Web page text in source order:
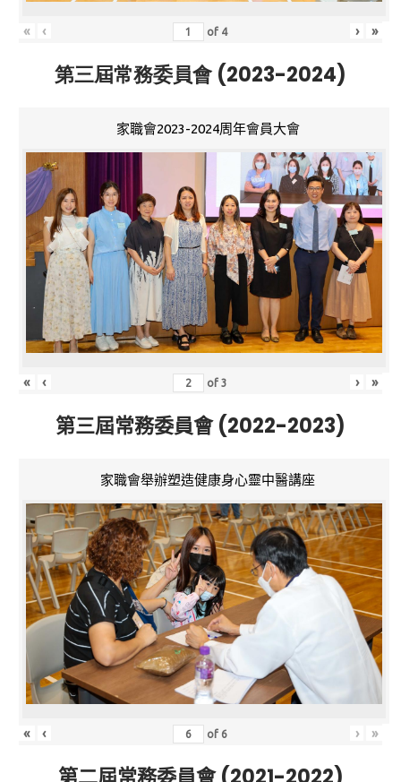
« ‹ of 4 › »
第三屆常務委員會 (2023-2024)
家職會2023-2024周年會員大會
« ‹ of3 › »
第三屆常務委員會 (2022-2023)
家職會舉辦塑造健康身心靈中醫講座
« ‹ of 6 › »